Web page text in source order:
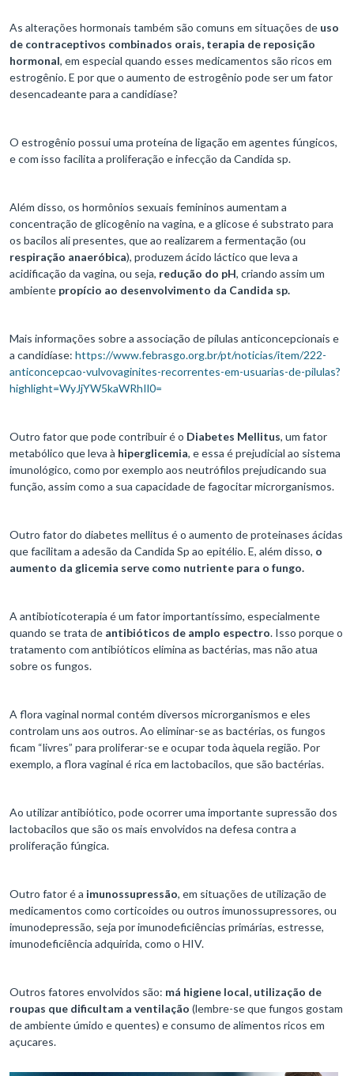
As alterações hormonais também são comuns em situações de uso
de contraceptivos combinados orais, terapia de reposição
hormonal, em especial quando esses medicamentos são ricos em
estrogênio. E por que o aumento de estrogênio pode ser um fator
desencadeante para a candidíase?
O estrogênio possui uma proteína de ligação em agentes fúngicos,
e com isso facilita a proliferação e infecção da Candida sp.
Além disso, os hormônios sexuais femininos aumentam a
concentração de glicogênio na vagina, e a glicose é substrato para
os bacilos ali presentes, que ao realizarem a fermentação (ou
respiração anaeróbica), produzem ácido láctico que leva a
acidificação da vagina, ou seja, redução do pH, criando assim um
ambiente propício ao desenvolvimento da Candida sp.
Mais informações sobre a associação de pílulas anticoncepcionais e
a candidíase: https://www.febrasgo.org.br/pt/noticias/item/222-
anticoncepcao-vulvovaginites-recorrentes-em-usuarias-de-pilulas?
highlight=WyJjYW5kaWRhIl0=
Outro fator que pode contribuir é o Diabetes Mellitus, um fator
metabólico que leva à hiperglicemia, e essa é prejudicial ao sistema
imunológico, como por exemplo aos neutrófilos prejudicando sua
função, assim como a sua capacidade de fagocitar microrganismos.
Outro fator do diabetes mellitus é o aumento de proteinases ácidas
que facilitam a adesão da Candida Sp ao epitélio. E, além disso, o
aumento da glicemia serve como nutriente para o fungo.
A antibioticoterapia é um fator importantíssimo, especialmente
quando se trata de antibióticos de amplo espectro. Isso porque o
tratamento com antibióticos elimina as bactérias, mas não atua
sobre os fungos.
A flora vaginal normal contém diversos microrganismos e eles
controlam uns aos outros. Ao eliminar-se as bactérias, os fungos
ficam “livres” para proliferar-se e ocupar toda àquela região. Por
exemplo, a flora vaginal é rica em lactobacilos, que são bactérias.
Ao utilizar antibiótico, pode ocorrer uma importante supressão dos
lactobacilos que são os mais envolvidos na defesa contra a
proliferação fúngica.
Outro fator é a imunossupressão, em situações de utilização de
medicamentos como corticoides ou outros imunossupressores, ou
imunodepressão, seja por imunodeficiências primárias, estresse,
imunodeficiência adquirida, como o HIV.
Outros fatores envolvidos são: má higiene local, utilização de
roupas que dificultam a ventilação (lembre-se que fungos gostam
de ambiente úmido e quentes) e consumo de alimentos ricos em
açucares.